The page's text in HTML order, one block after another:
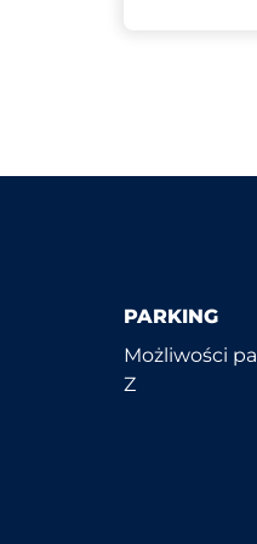
PARKING
Możliwości
Z